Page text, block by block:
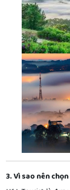
3. Vì sao nên